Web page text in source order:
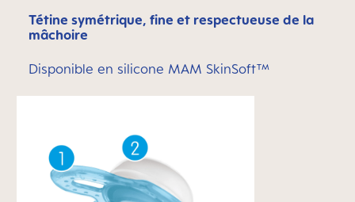
Tétine symétrique, fine et respectueuse de la
mâchoire
Disponible en silicone MAM SkinSoft™